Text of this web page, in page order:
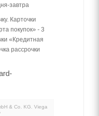
завтра
Карточки
покупок» - 3
«Кредитная
рассрочки
& Co. KG. Viega